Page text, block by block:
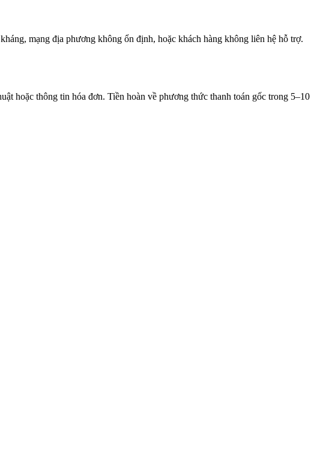
mạng địa phương không ổn định, hoặc khách hàng không liên hệ hỗ trợ.
hoặc thông tin hóa đơn. Tiền hoàn về phương thức thanh toán gốc trong 5–10